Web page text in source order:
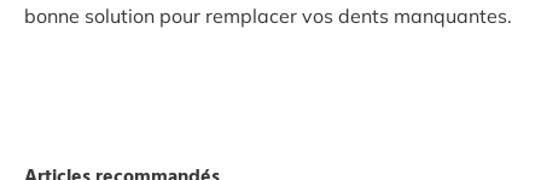
bonne solution pour remplacer vos dents manquantes.